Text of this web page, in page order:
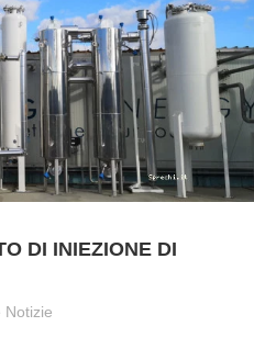
DI INIEZIONE DI
Notizie